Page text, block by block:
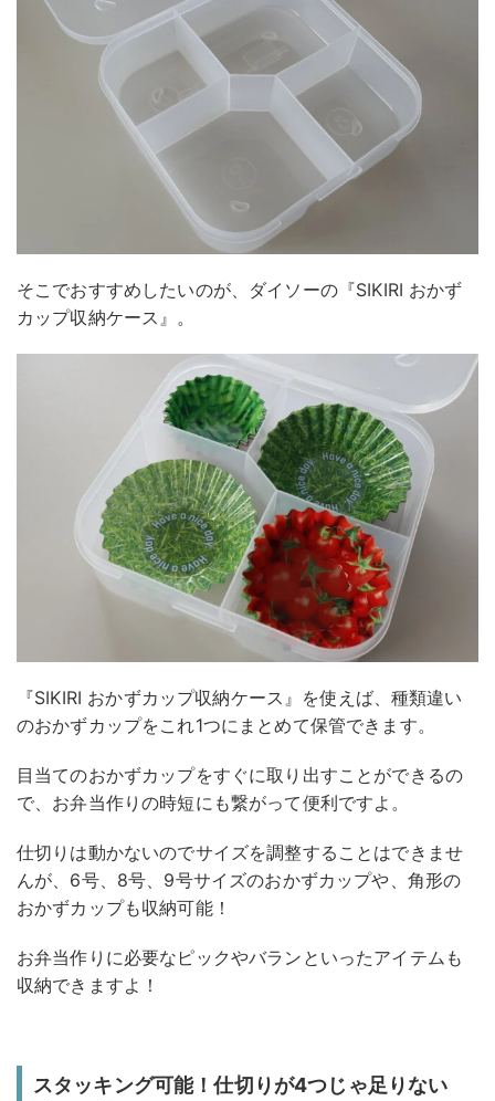
そこでおすすめしたいのが、ダイソーの『SIKIRI おかず
カップ収納ケース』。
『SIKIRI おかずカップ収納ケース』を使えば、種類違い
のおかずカップをこれ1つにまとめて保管できます。
目当てのおかずカップをすぐに取り出すことができるの
で、お弁当作りの時短にも繋がって便利ですよ。
仕切りは動かないのでサイズを調整することはできませ
んが、6号、8号、9号サイズのおかずカップや、角形の
おかずカップも収納可能！
お弁当作りに必要なピックやバランといったアイテムも
収納できますよ！
スタッキング可能！仕切りが4つじゃ足りない